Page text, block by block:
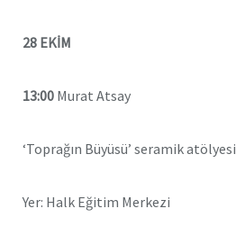
28 EKİM
13:00 Murat Atsay
‘Toprağın Büyüsü’ seramik atölyesi
Yer: Halk Eğitim Merkezi